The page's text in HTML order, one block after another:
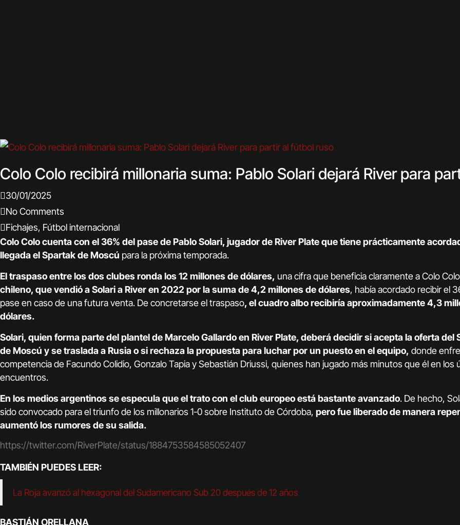
Colo Colo recibirá millonaria suma: Pablo Solari dejará River para
30/01/2025
No Comments
Fichajes, Fútbol internacional
Colo Colo cuenta con el 36% del pase de Pablo Solari, jugador de River Plate que tiene prácticamente
llegada el Spartak de Moscú para la próxima temporada.
El traspaso entre los dos clubes ronda los 12 millones de dólares, una cifra que beneficia claramente a Colo
chileno, que vendió a Solari a River en 2022 por la suma de 4,2 millones de dólares, había acordado recibir el
pase en caso de una futura venta. De concretarse el traspaso, el cuadro albo recibiría aproximadamente 4,3
dólares.
Solari, quien forma parte del plantel de Marcelo Gallardo en River Plate, deberá decidir si acepta la oferta del
de Moscú y se traslada a Rusia o si rechaza la propuesta para luchar por un puesto en el equipo, donde
competencia de Facundo Colidio, Gonzalo Tapia y Sebastián Driussi, quienes han jugado más minutos que él en los
encuentros.
En los medios argentinos se especula que el trato con el club europeo está bastante avanzado. De hecho,
sido convocado para el triunfo de los millonarios 1-0 sobre Instituto de Córdoba, pero fue liberado de manera
aumentó los rumores de su salida.
https://twitter.com/RiverPlate/status/1884753584585052407
TAMBIÉN PUEDES LEER:
La Roja avanzó al hexagonal del Sudamericano Sub 20 después de 12 años
BASTIÁN ORELLANA